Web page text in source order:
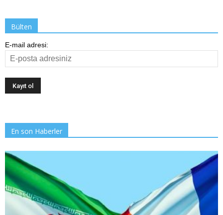
Bülten
E-mail adresi:
En son Haberler